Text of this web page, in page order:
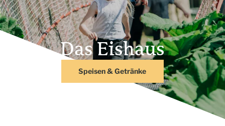
Das Eishaus
Speisen & Getränke